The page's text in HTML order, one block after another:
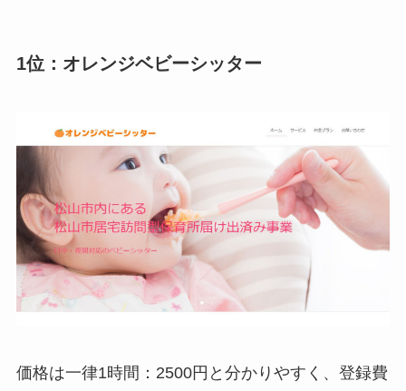
1位：オレンジベビーシッター
価格は一律1時間：2500円と分かりやすく、登録費